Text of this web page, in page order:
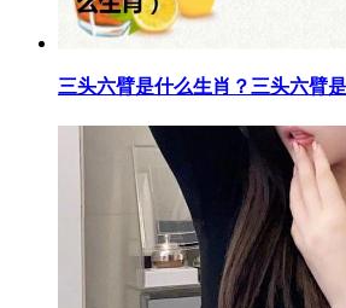
三头六臂是什么生肖？三头六臂